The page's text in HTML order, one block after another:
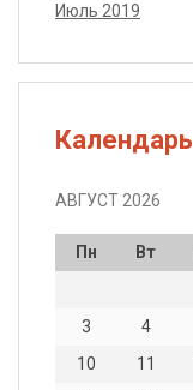
Июль 2019
Календарь
АВГУСТ 2026
Пн Вт
3
4
10
11